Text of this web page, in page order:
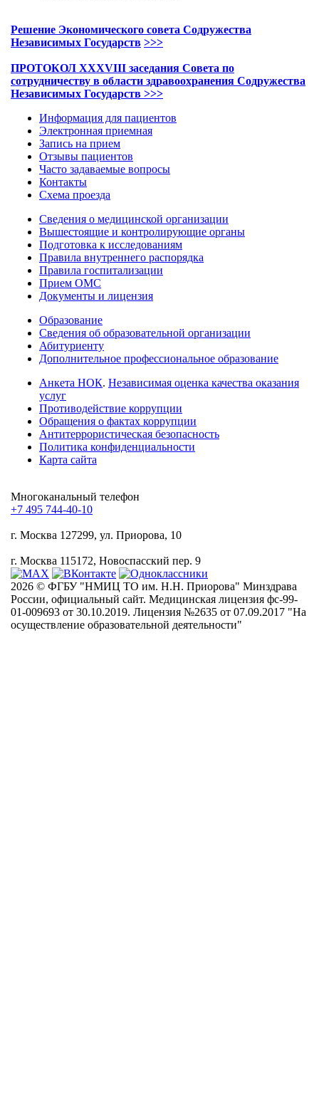
Решение Экономического совета Содружества
Независимых Государств >>>
ПРОТОКОЛ XXXVIII заседания Совета по
сотрудничеству в области здравоохранения Содружества
Независимых Государств >>>
Информация для пациентов
Электронная приемная
Запись на прием
Отзывы пациентов
Часто задаваемые вопросы
Контакты
Схема проезда
Сведения о медицинской организации
Вышестоящие и контролирующие органы
Подготовка к исследованиям
Правила внутреннего распорядка
Правила госпитализации
Прием ОМС
Документы и лицензия
Образование
Сведения об образовательной организации
Абитуриенту
Дополнительное профессиональное образование
Анкета НОК. Независимая оценка качества оказания
услуг
Противодействие коррупции
Обращения о фактах коррупции
Антитеррористическая безопасность
Политика конфиденциальности
Карта сайта
Многоканальный телефон
+7 495 744-40-10
г. Москва 127299, ул. Приорова, 10
г. Москва 115172, Новоспасский пер. 9
2026 © ФГБУ "НМИЦ ТО им. Н.Н. Приорова" Минздрава
России, официальный сайт. Медицинская лицензия фс-99-
01-009693 от 30.10.2019. Лицензия №2635 от 07.09.2017 "На
осуществление образовательной деятельности"